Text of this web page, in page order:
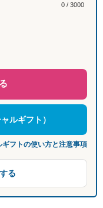
0 / 3000
ルギフト）
ギフトの使い方と注意事項
る